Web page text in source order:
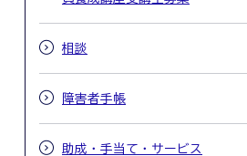
相談
障害者手帳
助成・手当て・サービス